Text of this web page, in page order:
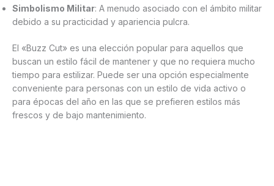
Simbolismo Militar: A menudo asociado con el ámbito militar
debido a su practicidad y apariencia pulcra.
El «Buzz Cut» es una elección popular para aquellos que
buscan un estilo fácil de mantener y que no requiera mucho
tiempo para estilizar. Puede ser una opción especialmente
conveniente para personas con un estilo de vida activo o
para épocas del año en las que se prefieren estilos más
frescos y de bajo mantenimiento.